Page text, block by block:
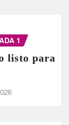
1
listo para